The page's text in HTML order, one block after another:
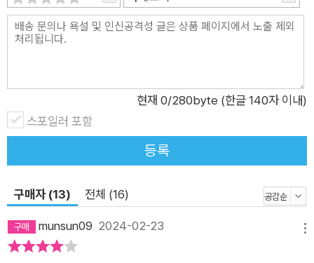
치다’와 ‘붙이다’, ‘받치다’와 ‘밭치다’의 발음이 똑같기에 알면서
도 틀리는 것이다. 그렇기에 맞춤법은 손끝에 익혀야 한다는 것이
로 반복되는 문제를 진득이 풀고 나면 비로소 개념이 내 것이 되
고 헷갈리던 공식이 또렷해졌다. 이 책은 바로 그때처럼 우리가
이미 습득해 둔 한글, 한국어 지식을 손끝으로 옮겨와 자기 것으
스며 있는 재치는 문제풀이 시간을 지겹지 않게 만들면서 규범 표
식이지만 그 어떤 맞춤법책보다 쉽고 확실하게, 그러면서도 재밌
게 독자의 공부를 돕는다. 글쓰기 공부책이자 맞춤법 연습장이고,
현재 0/280byte (한글 140자 이내)
스포일러 포함
등록
구매자 (13) 전체 (16)
munsun09 2024-02-23